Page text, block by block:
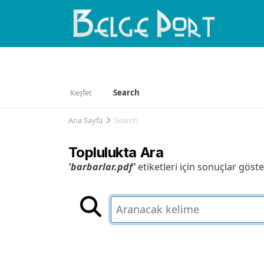
Keşfet Search
Ana Sayfa Search
Toplulukta Ara
'barbarlar.pdf'etiketleri için sonuçlar